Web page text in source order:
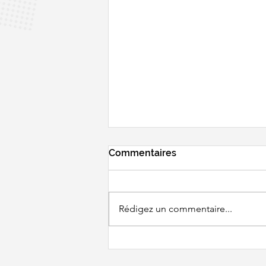
Commentaires
Rédigez un commentaire...